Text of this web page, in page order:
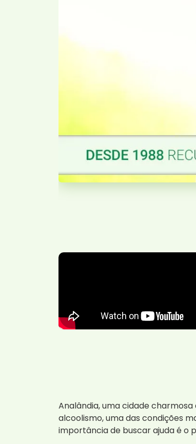
Analândia, uma cidade
alcoolismo, uma das condições
importância de buscar ajuda é o